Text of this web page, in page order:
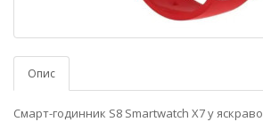
Опис
Смарт-годинник S8 Smartwatch X7 у